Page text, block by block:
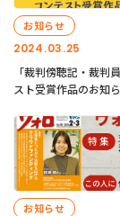
2024.03.25
お知らせ
「裁判傍聴記・裁判
スト受賞作品のお知
お知らせ